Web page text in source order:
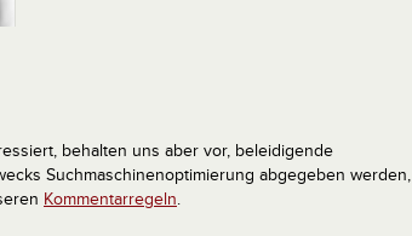
behalten uns aber vor, beleidigende
Suchmaschinenoptimierung abgegeben werden,
Kommentarregeln.